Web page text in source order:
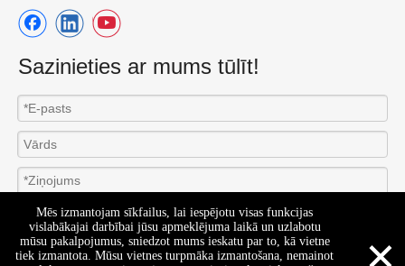
Sazinieties ar mums tūlīt!
Mēs izmantojam sīkfailus, lai iespējotu visas funkcijas
vislabākajai darbībai jūsu apmeklējuma laikā un uzlabotu
mūsu pakalpojumus, sniedzot mums ieskatu par to, kā vietne
tiek izmantota. Mūsu vietnes turpmāka izmantošana, nemainot